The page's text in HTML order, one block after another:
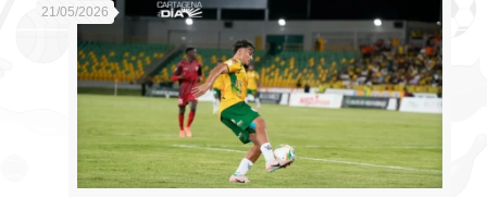
21/05/2026